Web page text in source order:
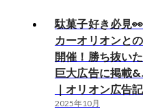
駄菓子好き必見
カーオリオンと
開催！勝ち抜い
巨大広告に掲載
｜オリオン広告
2025年10月